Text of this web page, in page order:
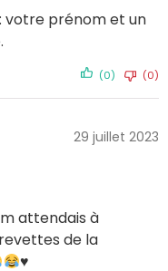
votre prénom et un
(0) (0)
29 juillet 2023
attendais à
de la
♥️